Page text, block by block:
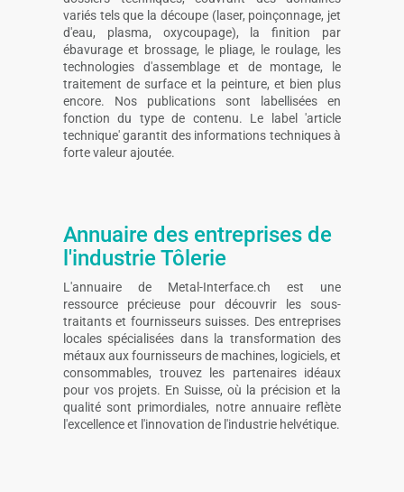
variés tels que la découpe (laser, poinçonnage, jet
d'eau, plasma, oxycoupage), la finition par
ébavurage et brossage, le pliage, le roulage, les
technologies d'assemblage et de montage, le
traitement de surface et la peinture, et bien plus
encore. Nos publications sont labellisées en
fonction du type de contenu. Le label 'article
technique' garantit des informations techniques à
forte valeur ajoutée.
Annuaire des entreprises de
l'industrie Tôlerie
L'annuaire de Metal-Interface.ch est une
ressource précieuse pour découvrir les sous-
traitants et fournisseurs suisses. Des entreprises
locales spécialisées dans la transformation des
métaux aux fournisseurs de machines, logiciels, et
consommables, trouvez les partenaires idéaux
pour vos projets. En Suisse, où la précision et la
qualité sont primordiales, notre annuaire reflète
l'excellence et l'innovation de l'industrie helvétique.